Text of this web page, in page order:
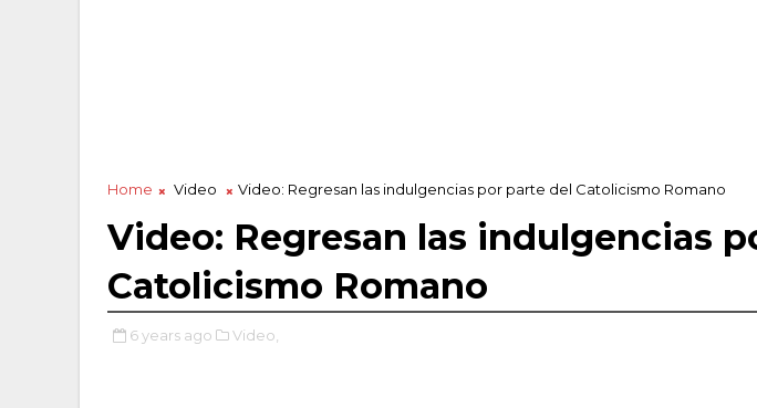
Home Video Video: Regresan las indulgencias por parte del Catolicismo Romano
Video: Regresan las indulgencias
Catolicismo Romano
6 years ago Video,